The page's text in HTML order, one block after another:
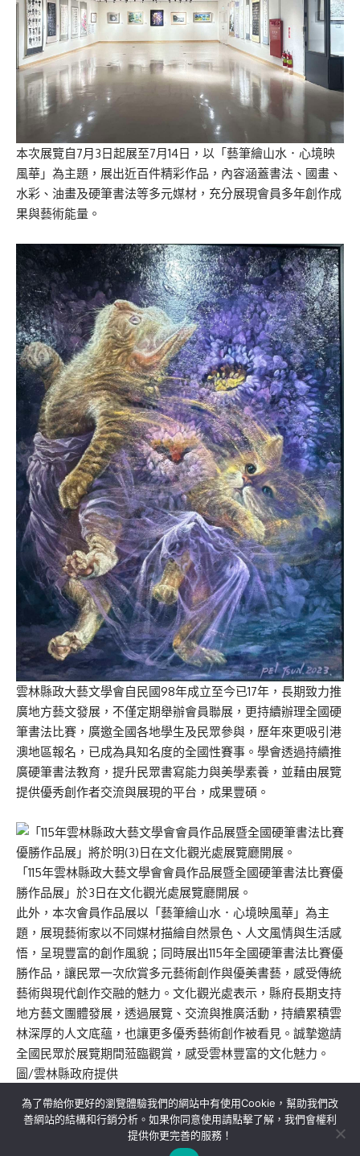
本次展覽自7月3日起展至7月14日，以「藝筆繪山水．心境映
風華」為主題，展出近百件精彩作品，內容涵蓋書法、國畫、
水彩、油畫及硬筆書法等多元媒材，充分展現會員多年創作成
果與藝術能量。
雲林縣政大藝文學會自民國98年成立至今已17年，長期致力推
廣地方藝文發展，不僅定期舉辦會員聯展，更持續辦理全國硬
筆書法比賽，廣邀全國各地學生及民眾參與，歷年來更吸引港
澳地區報名，已成為具知名度的全國性賽事。學會透過持續推
廣硬筆書法教育，提升民眾書寫能力與美學素養，並藉由展覽
提供優秀創作者交流與展現的平台，成果豐碩。
「115年雲林縣政大藝文學會會員作品展暨全國硬筆書法比賽優
勝作品展」於3日在文化觀光處展覽廳開展。
此外，本次會員作品展以「藝筆繪山水．心境映風華」為主
題，展現藝術家以不同媒材描繪自然景色、人文風情與生活感
悟，呈現豐富的創作風貌；同時展出115年全國硬筆書法比賽優
勝作品，讓民眾一次欣賞多元藝術創作與優美書藝，感受傳統
藝術與現代創作交融的魅力。文化觀光處表示，縣府長期支持
地方藝文團體發展，透過展覽、交流與推廣活動，持續累積雲
林深厚的人文底蘊，也讓更多優秀藝術創作被看見。誠摯邀請
全國民眾於展覽期間蒞臨觀賞，感受雲林豐富的文化魅力。
圖/雲林縣政府提供
關於我們 隱私權政策 聯絡我們
為了帶給你更好的瀏覽體驗我們的網站中有使用Cookie，幫助我們改
善網站的結構和行銷分析。如果你同意使用請點擊了解，我們會權利
提供你更完善的服務！